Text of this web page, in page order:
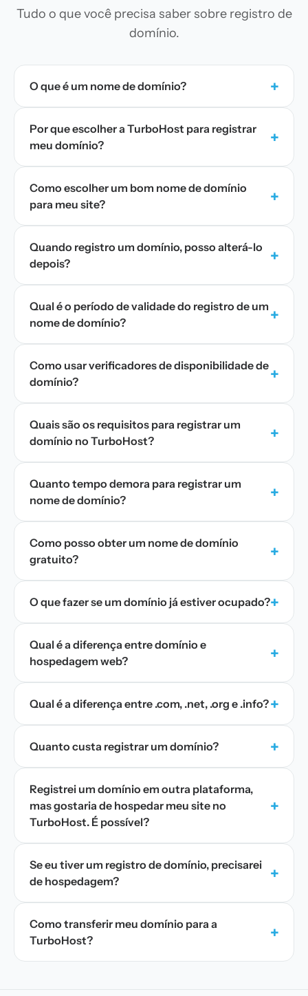
Tudo o que você precisa saber sobre registro de
domínio.
O que é um nome de domínio? +
Por que escolher a TurboHost para registrar
meu domínio?
+
Como escolher um bom nome de domínio
para meu site?
+
Quando registro um domínio, posso alterá-lo
depois?
+
Qual é o período de validade do registro de um
nome de domínio?
+
Como usar verificadores de disponibilidade de
domínio?
+
Quais são os requisitos para registrar um
domínio no TurboHost?
+
Quanto tempo demora para registrar um
nome de domínio?
+
Como posso obter um nome de domínio
gratuito?
+
O que fazer se um domínio já estiver ocupado?+
Qual é a diferença entre domínio e
hospedagem web?
+
Qual é a diferença entre .com, .net, .org e .info?+
Quanto custa registrar um domínio? +
Registrei um domínio em outra plataforma,
mas gostaria de hospedar meu site no
TurboHost. É possível?
+
Se eu tiver um registro de domínio, precisarei
de hospedagem?
+
Como transferir meu domínio para a
TurboHost?
+